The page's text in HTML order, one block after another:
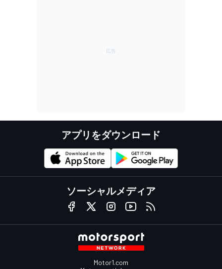
アプリをダウンロード
ソーシャルメディア
Motor1.com